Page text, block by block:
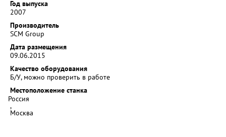
Год выпуска
2007
Производитель
SCM Group
Дата размещения
09.06.2015
Качество оборудования
Б/У, можно проверить в работе
Местоположение станка
Россия
,
Москва